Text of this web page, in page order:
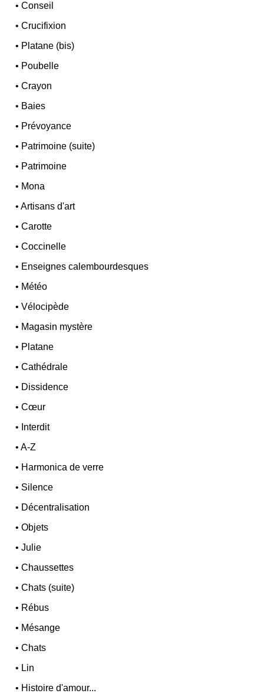
•Conseil
•Crucifixion
• Platane (bis)
• Poubelle
•Crayon
• Baies
• Prévoyance
• Patrimoine (suite)
• Patrimoine
• Mona
•Artisans d'art
•Carotte
•Coccinelle
• Enseignes calembourdesques
• Météo
•Vélocipède
• Magasin mystère
• Platane
•Cathédrale
• Dissidence
•Cœur
• Interdit
•A-Z
• Harmonica de verre
• Silence
• Décentralisation
•Objets
•Julie
•Chaussettes
•Chats (suite)
• Rébus
• Mésange
•Chats
• Lin
• Histoire d'amour...